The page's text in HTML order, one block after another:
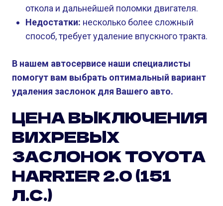
откола и дальнейшей поломки двигателя.
Недостатки: несколько более сложный
способ, требует удаление впускного тракта.
В нашем автосервисе наши специалисты
помогут вам выбрать оптимальный вариант
удаления заслонок для Вашего авто.
ЦЕНА ВЫКЛЮЧЕНИЯ
ВИХРЕВЫХ
ЗАСЛОНОК TOYOTA
HARRIER 2.0 (151
Л.С.)